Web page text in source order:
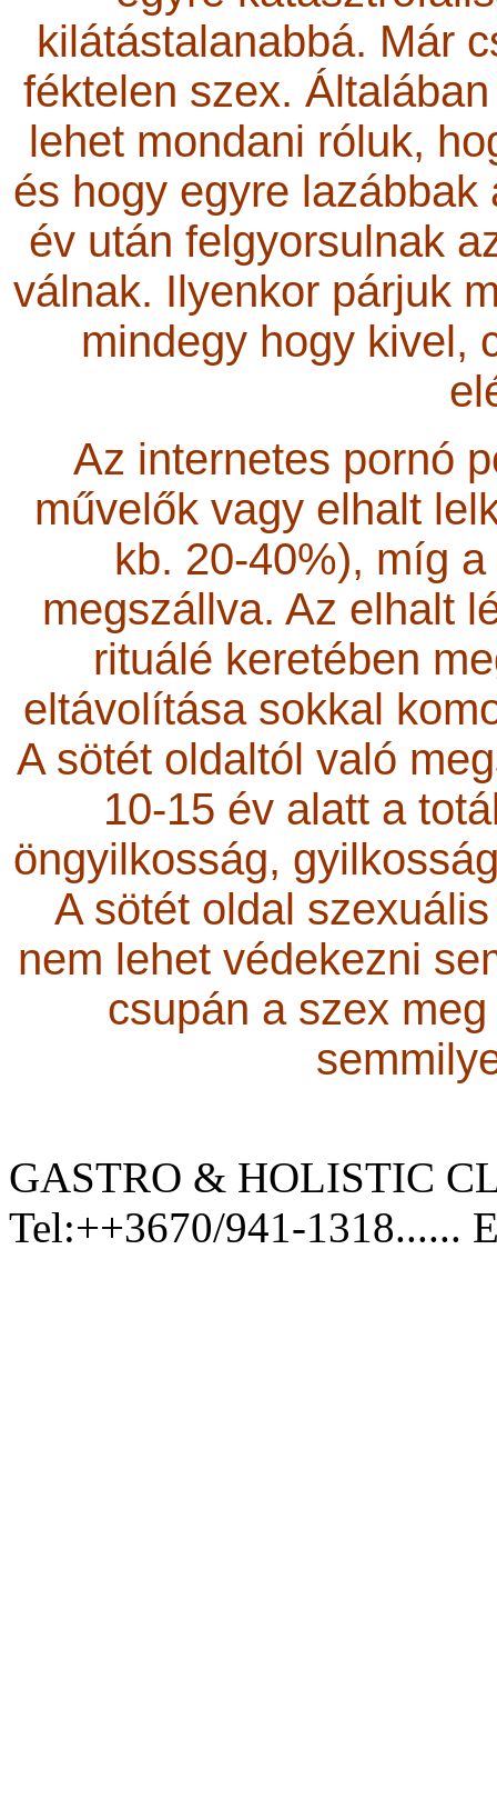
kilátástalanabbá. Már
féktelen szex.
lehet mondani róluk,
és hogy egyre
év után felgyorsulnak
válnak. Ilyenkor párjuk
mindegy hogy kivel,
Az internetes pornó
művelők vagy elhalt
kb. 20-40%), míg
megszállva. Az elhalt
rituálé keretében
eltávolítása sokkal
A sötét oldaltól való
10-15 év alatt a
öngyilkosság,
A sötét oldal
nem lehet védekezni
csupán a szex
GASTRO & HOLISTIC
Tel:++3670/941-1318......